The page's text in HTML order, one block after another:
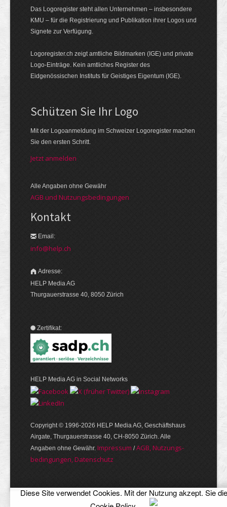
Das Logoregister steht allen Unternehmen – insbesondere
KMU – für die Registrierung und Publikation ihrer Logos und
Signete zur Verfügung.
Logoregister.ch zeigt amtliche Bildmarken (IGE) und private
Logo-Einträge. Kein amtliches Register des
Eidgenössischen Instituts für Geistiges Eigentum (IGE).
Schützen Sie Ihr Logo
Mit der Logo­an­meldung im Schweizer Logo­register machen
Sie den ersten Schritt.
Jetzt anmelden
Alle Angaben ohne Gewähr
AGB und Nutzungsbedingungen
Kontakt
Email:
info@help.ch
Adresse:
HELP Media AG
Thurgauerstrasse 40, 8050 Zürich
Zertifikat:
HELP Media AG in Social Networks
Copyright © 1996-2026 HELP Media AG, Geschäftshaus
Airgate, Thurgauer­strasse 40, CH-8050 Zürich. Alle
Angaben ohne Gewähr. Im­pres­sum /AGB, Nut­zungs­
bedin­gungen, Daten­schutz
Diese Site verwendet Cookies. Mit der Nutzung akzept. Sie die